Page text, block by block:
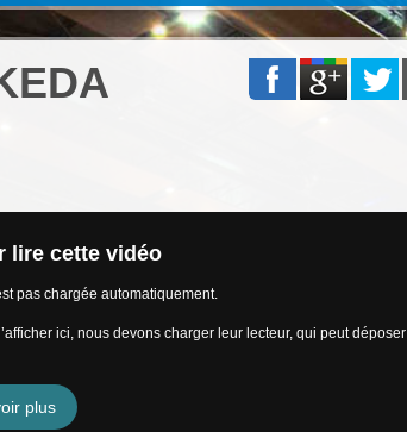
lire cette vidéo
pas chargée automatiquement.
ici, nous devons charger leur lecteur, qui peut déposer
plus